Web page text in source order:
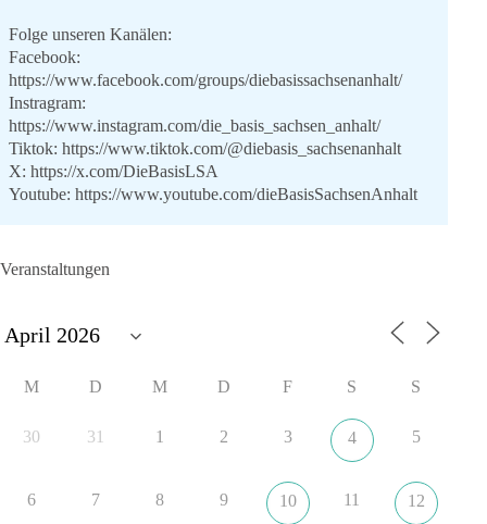
Folge unseren Kanälen:
Facebook:
https://www.facebook.com/groups/diebasissachsenanhalt/
Instragram:
https://www.instagram.com/die_basis_sachsen_anhalt/
Tiktok: https://www.tiktok.com/@diebasis_sachsenanhalt
X: https://x.com/DieBasisLSA
Youtube: https://www.youtube.com/dieBasisSachsenAnhalt
lohnt, dieBasis zu wählen.
22 Auf Facebook ansehen
Veranstaltungen
M D M D F S S
30 31 1 2 3 4 5
6 7 8 9 10 11 12